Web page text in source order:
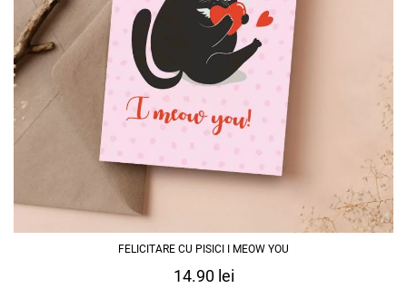
FELICITARE CU PISICI I MEOW YOU
14.90 lei